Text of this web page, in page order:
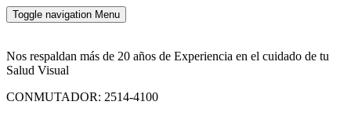
Toggle navigation Menu
Nos respaldan más de 20 años de Experiencia en el cuidado de tu
Salud Visual
CONMUTADOR: 2514-4100